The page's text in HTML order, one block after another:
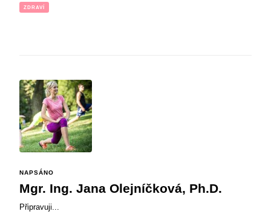
ZDRAVÍ
NAPSÁNO
Mgr. Ing. Jana Olejníčková, Ph.D.
Připravuji...